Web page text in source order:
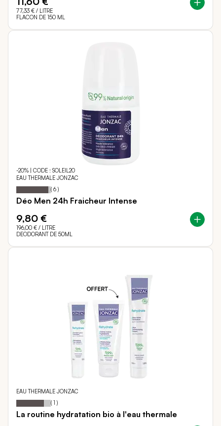
77,33 € / LITRE
FLACON DE 150 ML
-20% | CODE : SOLEIL20
EAU THERMALE JONZAC
Notation: 93
% of
( 6 )
Déo Men 24h Fraicheur Intense
9,80 €
196,00 € / LITRE
DEODORANT DE 50ML
EAU THERMALE JONZAC
Notation: 80
% of
( 1 )
La routine hydratation bio à l'eau thermale